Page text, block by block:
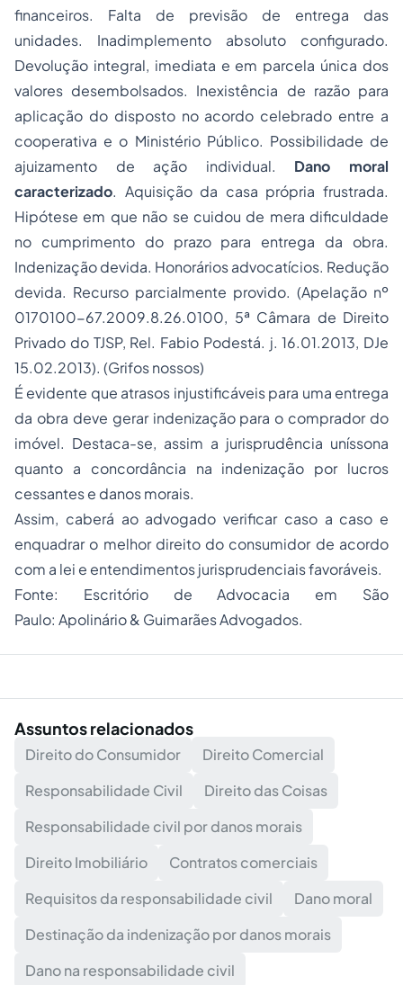
financeiros. Falta de previsão de entrega das
unidades. Inadimplemento absoluto configurado.
Devolução integral, imediata e em parcela única dos
valores desembolsados. Inexistência de razão para
aplicação do disposto no acordo celebrado entre a
cooperativa e o Ministério Público. Possibilidade de
ajuizamento de ação individual. Dano moral
caracterizado. Aquisição da casa própria frustrada.
Hipótese em que não se cuidou de mera dificuldade
no cumprimento do prazo para entrega da obra.
Indenização devida. Honorários advocatícios. Redução
devida. Recurso parcialmente provido. (Apelação nº
0170100-67.2009.8.26.0100, 5ª Câmara de Direito
Privado do TJSP, Rel. Fabio Podestá. j. 16.01.2013, DJe
15.02.2013). (Grifos nossos)
É evidente que atrasos injustificáveis para uma entrega
da obra deve gerar indenização para o comprador do
imóvel. Destaca-se, assim a jurisprudência uníssona
quanto a concordância na indenização por lucros
cessantes e danos morais.
Assim, caberá ao advogado verificar caso a caso e
enquadrar o melhor direito do consumidorde acordo
com a lei e entendimentos jurisprudenciais favoráveis.
Fonte: Escritório deAdvocacia em São
Paulo: Apolinário & GuimarãesAdvogados.
Assuntos relacionados
Direito do Consumidor
Direito Comercial
Responsabilidade Civil
Direito das Coisas
Responsabilidade civil por danos morais
Direito Imobiliário
Contratos comerciais
Requisitos da responsabilidade civil
Dano moral
Destinação da indenização por danos morais
Dano na responsabilidade civil